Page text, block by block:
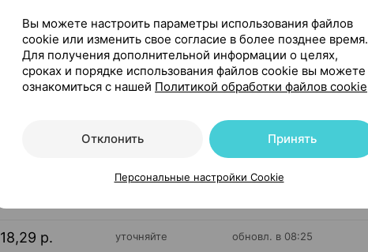
На карте
18
18,29 р. уточняйте обновл. в 08:25
Вы можете настроить параметры использования файлов
cookie или изменить свое согласие в более позднее время.
Для получения дополнительной информации о целях,
сроках и порядке использования файлов cookie вы можете
ознакомиться с нашей Политикой обработки файлов cookie
Отклонить Принять
Персональные настройки Cookie